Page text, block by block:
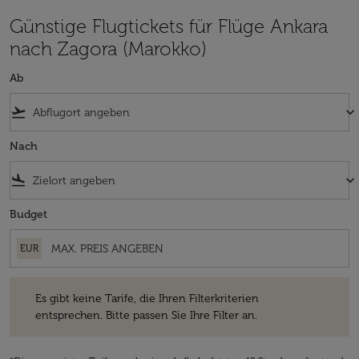
Günstige Flugtickets für Flüge Ankara
nach Zagora (Marokko)
Ab
flight_takeoff keyboard_arrow_down
Nach
flight_land keyboard_arrow_down
Budget
EUR
Es gibt keine Tarife, die Ihren Filterkriterien
entsprechen. Bitte passen Sie Ihre Filter an.